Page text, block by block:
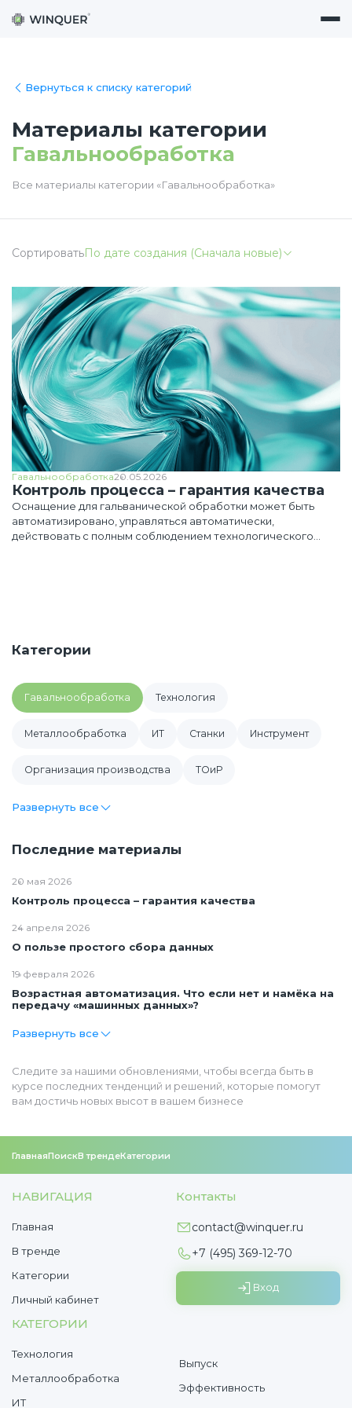
Вернуться к списку категорий
Материалы категории
Гавальнообработка
Все материалы категории «Гавальнообработка»
СортироватьПо дате создания (Сначала новые)
Гавальнообработка20.05.2026
Контроль процесса – гарантия качества
Оснащение для гальванической обработки может быть
автоматизировано, управляться автоматически,
действовать с полным соблюдением технологического
Категории
Гавальнообработка Технология
Металлообработка ИТ Cтанки Инструмент
Организация производства ТОиР
Развернуть все
Последние материалы
20 мая 2026
Контроль процесса – гарантия качества
24 апреля 2026
О пользе простого сбора данных
19 февраля 2026
Возрастная автоматизация. Что если нет и намёка на
передачу «машинных данных»?
Развернуть все
Следите за нашими обновлениями, чтобы всегда быть в
курсе последних тенденций и решений, которые помогут
вам достичь новых высот в вашем бизнесе
ГлавнаяПоискВ трендеКатегории
НАВИГАЦИЯ
Главная
В тренде
Категории
Личный кабинет
КАТЕГОРИИ
Технология
Металлообработка
ИТ
Выпуск
Эффективность
Контакты
contact@winquer.ru
+7 (495) 369-12-70
Вход